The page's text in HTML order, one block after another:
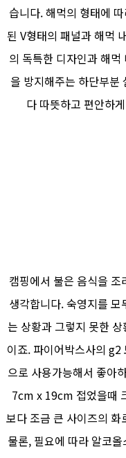
습니다. 해먹의 형태에
된 V형태의 패널과 해먹
의 독특한 디자인과 해
을 방지해주는 하단부분
다 따뜻하고 편안하
캠핑에서 불은 음식을
생각합니다. 숙영지를
는 상황과 그렇지 못한
이죠. 파이어박스사의 g2
으로 사용가능해서 좋아
7cm x 19cm 접었을때
보다 조금 큰 사이즈의
물론, 필요에 따라 알코